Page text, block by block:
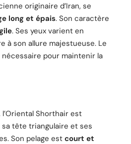
originaire d’Iran, se
long et épais. Son caractère
. Ses yeux varient en
à son allure majestueuse. Le
pour maintenir la
Shorthair est
tête triangulaire et ses
Son pelage est court et